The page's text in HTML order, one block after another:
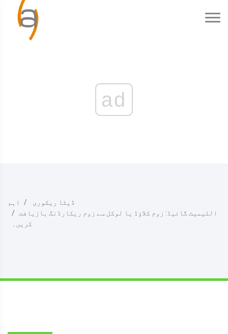
ad
اہم
ڈیٹا ریکوری
الٹیمیٹ گائیڈ: زوم کلاؤڈ یا لوکل سے زوم ریکارڈنگ بازیافت
کریں۔